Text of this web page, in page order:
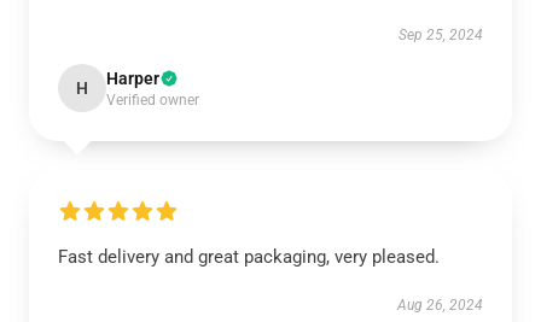
Sep 25, 2024
H Harper
Verified owner
Fast delivery and great packaging, very pleased.
Aug 26, 2024